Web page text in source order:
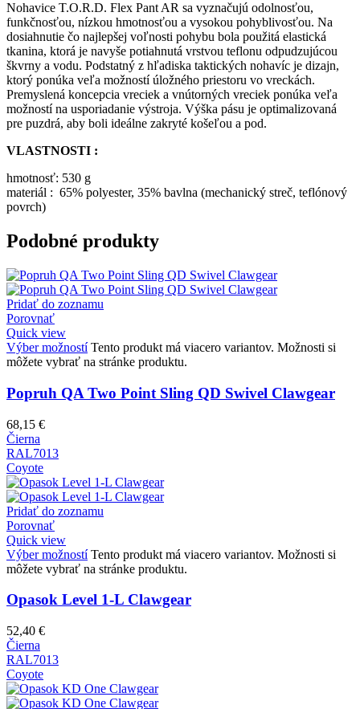
Nohavice T.O.R.D. Flex Pant AR sa vyznačujú odolnosťou,
funkčnosťou, nízkou hmotnosťou a vysokou pohyblivosťou. Na
dosiahnutie čo najlepšej voľnosti pohybu bola použitá elastická
tkanina, ktorá je navyše potiahnutá vrstvou teflonu odpudzujúcou
škvrny a vodu. Podstatný z hľadiska taktických nohavíc je dizajn,
ktorý ponúka veľa možností úložného priestoru vo vreckách.
Premyslená koncepcia vreciek a vnútorných vreciek ponúka veľa
možností na usporiadanie výstroja. Výška pásu je optimalizovaná
pre puzdrá, aby boli ideálne zakryté košeľou a pod.
VLASTNOSTI :
hmotnosť: 530 g
materiál : 65% polyester, 35% bavlna (mechanický streč, teflónový
povrch)
Podobné produkty
Pridať do zoznamu
Porovnať
Quick view
Výber možností Tento produkt má viacero variantov. Možnosti si
môžete vybrať na stránke produktu.
Popruh QA Two Point Sling QD Swivel Clawgear
68,15 €
Čierna
RAL7013
Coyote
Pridať do zoznamu
Porovnať
Quick view
Výber možností Tento produkt má viacero variantov. Možnosti si
môžete vybrať na stránke produktu.
Opasok Level 1-L Clawgear
52,40 €
Čierna
RAL7013
Coyote